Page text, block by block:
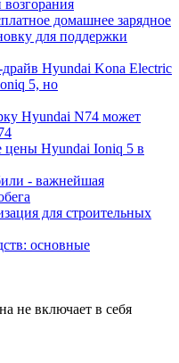
возгорания
домашнее зарядное
для поддержки
Hyundai Kona Electric
5, но
Hyundai N74 может
цены Hyundai Ioniq 5 в
- важнейшая
для строительных
основные
не включает в себя